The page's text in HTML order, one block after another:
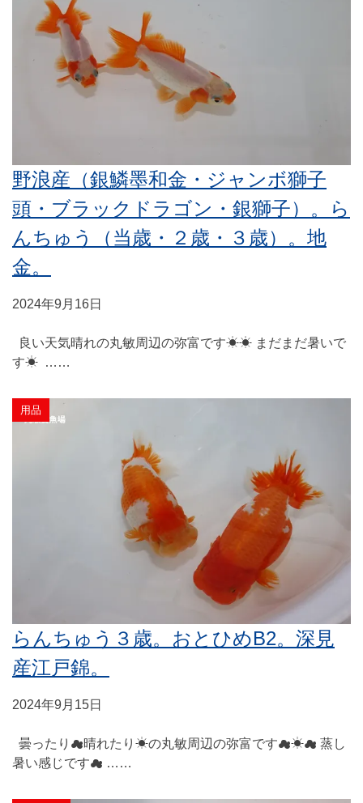
野浪産（銀鱗墨和金・ジャンボ獅子
頭・ブラックドラゴン・銀獅子）。ら
んちゅう（当歳・２歳・３歳）。地
金。
2024年9月16日
良い天気晴れの丸敏周辺の弥富です☀☀ まだまだ暑いで
す☀ ……
用品
らんちゅう３歳。おとひめB2。深見
産江戸錦。
2024年9月15日
曇ったり☁晴れたり☀の丸敏周辺の弥富です☁☀☁ 蒸し
暑い感じです☁ ……